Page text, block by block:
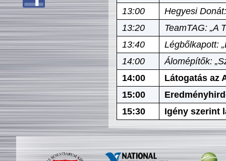
13:00
Hegyesi
13:20
TeamTAG: „A
13:40
Légbőlkapott:
14:00
Álomépítők:
14:00
Látogatás az
15:00
15:30
Igény szerint